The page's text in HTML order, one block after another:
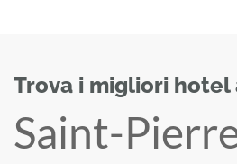
Trova i migliori hotel
Saint-